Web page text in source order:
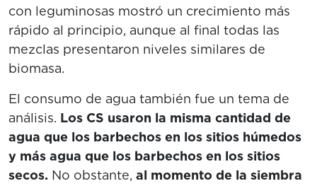
con leguminosas mostró un crecimiento más
rápido al principio, aunque al final todas las
mezclas presentaron niveles similares de
biomasa.
El consumo de agua también fue un tema de
análisis. Los CS usaron la misma cantidad de
agua que los barbechos en los sitios húmedos
y más agua que los barbechos en los sitios
secos. No obstante, al momento de la siembra